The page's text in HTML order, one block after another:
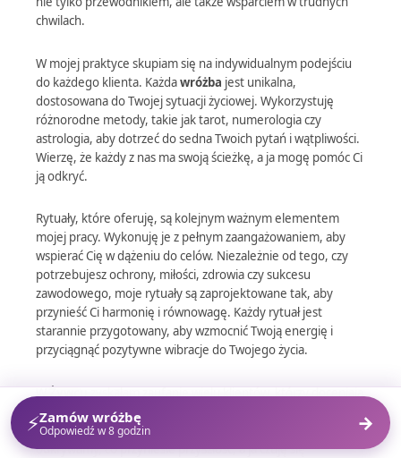
chwilach.
W mojej praktyce skupiam się na indywidualnym podejściu
do każdego klienta. Każdawróżba jest unikalna,
dostosowana do Twojej sytuacji życiowej. Wykorzystuję
różnorodne metody, takie jak tarot, numerologia czy
astrologia, aby dotrzeć do sedna Twoich pytań i wątpliwości.
Wierzę, że każdy z nas ma swoją ścieżkę, a ja mogę pomóc Ci
ją odkryć.
Rytuały, które oferuję, są kolejnym ważnym elementem
mojej pracy. Wykonuję je z pełnym zaangażowaniem, aby
wspierać Cię w dążeniu do celów. Niezależnie od tego, czy
potrzebujesz ochrony, miłości, zdrowia czy sukcesu
zawodowego, moje rytuały są zaprojektowane tak, aby
przynieść Ci harmonię i równowagę. Każdy rytuał jest
starannie przygotowany, aby wzmocnić Twoją energię i
przyciągnąć pozytywne wibracje do Twojego życia.
WŻywcuzyskałam zaufanie wielu klientów, którzy doceniają
moją intuicję oraz umiejętność odczytywania energii. Każda
sesja to dla mnie nie tylko praca, ale także pasja. Wspólnie
odkrywamy, co przyniesie przyszłość, a ja czuję się
⚡Zamów wróżbę
Odpowiedź w 8 godzin →